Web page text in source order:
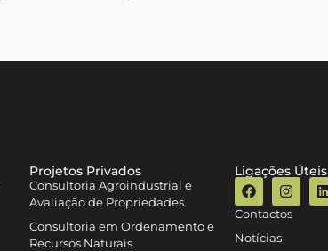
Projetos Privados
Consultoria Agroindustrial e
Avaliação de Propriedades
Consultoria em Ordenamento e
Recursos Naturais
Ligações Úteis
Contactos
Notícias